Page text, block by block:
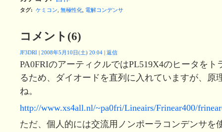
タグ: ケミコン 無極性化, 電解コンデンサ
コメント(6)
JF3DRI | 2008年5月10日(土) 20:04 | 返信
PA0FRIのアーティクルではPL519X4のヒータをト
るため、ダイオードを直列に入れていますが、原
ね。
http://www.xs4all.nl/~pa0fri/Lineairs/Frinear400/
ただ、個人的には交流用ノンポーラコンデンサを